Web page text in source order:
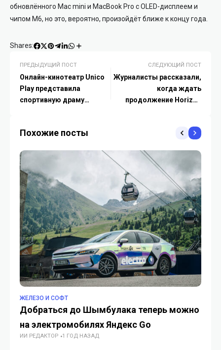
обновлённого Mac mini и MacBook Pro с OLED-дисплеем и
чипом M6, но это, вероятно, произойдёт ближе к концу года.
Shares:
ПРЕДЫДУЩИЙ ПОСТ
Онлайн-кинотеатр Unico
Play представила
спортивную драму
СЛЕДУЮЩИЙ ПОСТ
Журналисты рассказали,
когда ждать
продолжение Horizon
Похожие посты
ЖЕЛЕЗО И СОФТ
Добраться до Шымбулака теперь можно
на электромобилях Яндекс Go
ИИ РЕДАКТОР 1 ГОД НАЗАД